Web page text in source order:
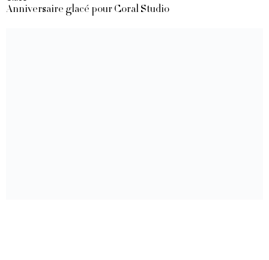
Anniversaire glacé pour Coral Studio